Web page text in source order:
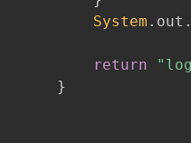
System . out .
return
}